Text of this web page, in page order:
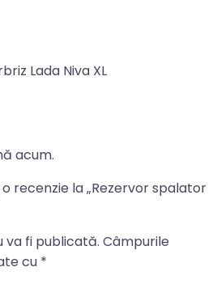
Lada Niva XL
acum.
recenzie la „Rezervor spalator
va fi publicată. Câmpurile
cu *